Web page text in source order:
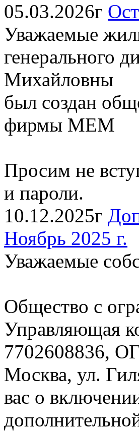
05.03.2026г
Уважаемые
генерального
Михайловны
был создан
фирмы МЕМ
Просим не
и пароли.
10.12.2025г
Ноябрь 2025 г.
Уважаемые
Общество с
Управляющая
7702608836,
Москва, ул.
вас о